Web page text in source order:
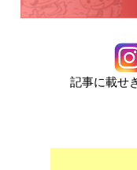
記事に載せ